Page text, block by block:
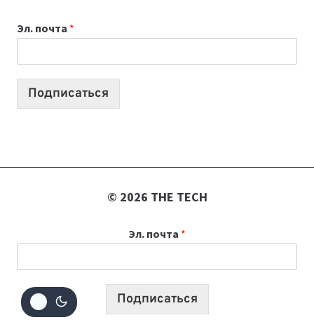
2026:
10
Эл. почта *
Подписаться
© 2026 THE TECH
Эл. почта *
Подписаться